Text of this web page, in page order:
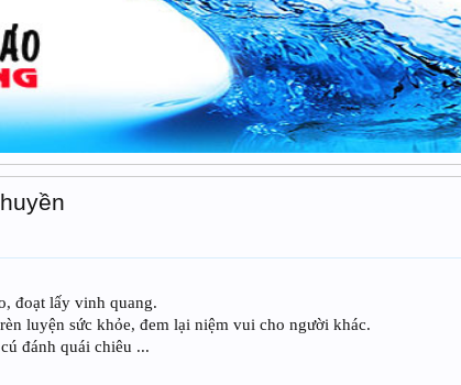
đoạt lấy vinh quang.
luyện sức khỏe, đem lại niệm vui cho người khác.
đánh quái chiêu ...